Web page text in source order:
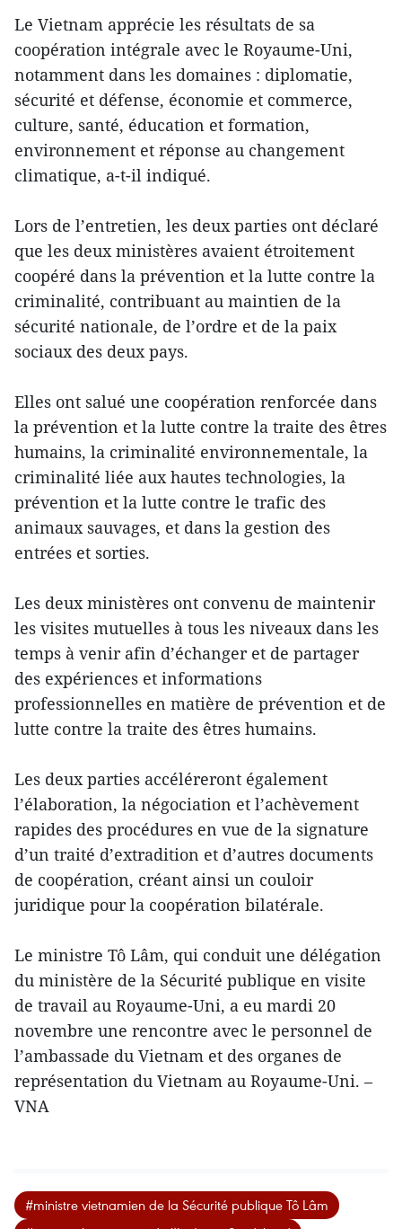
Le Vietnam apprécie les résultats de sa
coopération intégrale avec le Royaume-Uni,
notamment dans les domaines : diplomatie,
sécurité et défense, économie et commerce,
culture, santé, éducation et formation,
environnement et réponse au changement
climatique, a-t-il indiqué.
Lors de l’entretien, les deux parties ont déclaré
que les deux ministères avaient étroitement
coopéré dans la prévention et la lutte contre la
criminalité, contribuant au maintien de la
sécurité nationale, de l’ordre et de la paix
sociaux des deux pays.
Elles ont salué une coopération renforcée dans
la prévention et la lutte contre la traite des êtres
humains, la criminalité environnementale, la
criminalité liée aux hautes technologies, la
prévention et la lutte contre le trafic des
animaux sauvages, et dans la gestion des
entrées et sorties.
Les deux ministères ont convenu de maintenir
les visites mutuelles à tous les niveaux dans les
temps à venir afin d’échanger et de partager
des expériences et informations
professionnelles en matière de prévention et de
lutte contre la traite des êtres humains.
Les deux parties accéléreront également
l’élaboration, la négociation et l’achèvement
rapides des procédures en vue de la signature
d’un traité d’extradition et d’autres documents
de coopération, créant ainsi un couloir
juridique pour la coopération bilatérale.
Le ministre Tô Lâm, qui conduit une délégation
du ministère de la Sécurité publique en visite
de travail au Royaume-Uni, a eu mardi 20
novembre une rencontre avec le personnel de
l’ambassade du Vietnam et des organes de
représentation du Vietnam au Royaume-Uni. –
VNA
#ministre vietnamien de la Sécurité publique Tô Lâm